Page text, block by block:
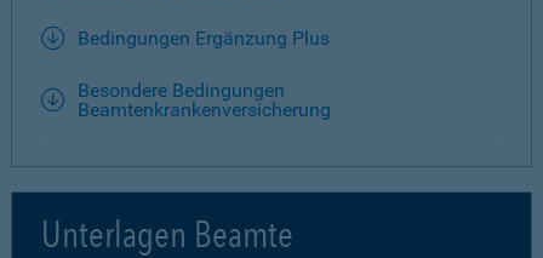
Bedingungen Ergänzung Plus
Besondere Bedingungen
Beamtenkrankenversicherung
Unterlagen Beamte